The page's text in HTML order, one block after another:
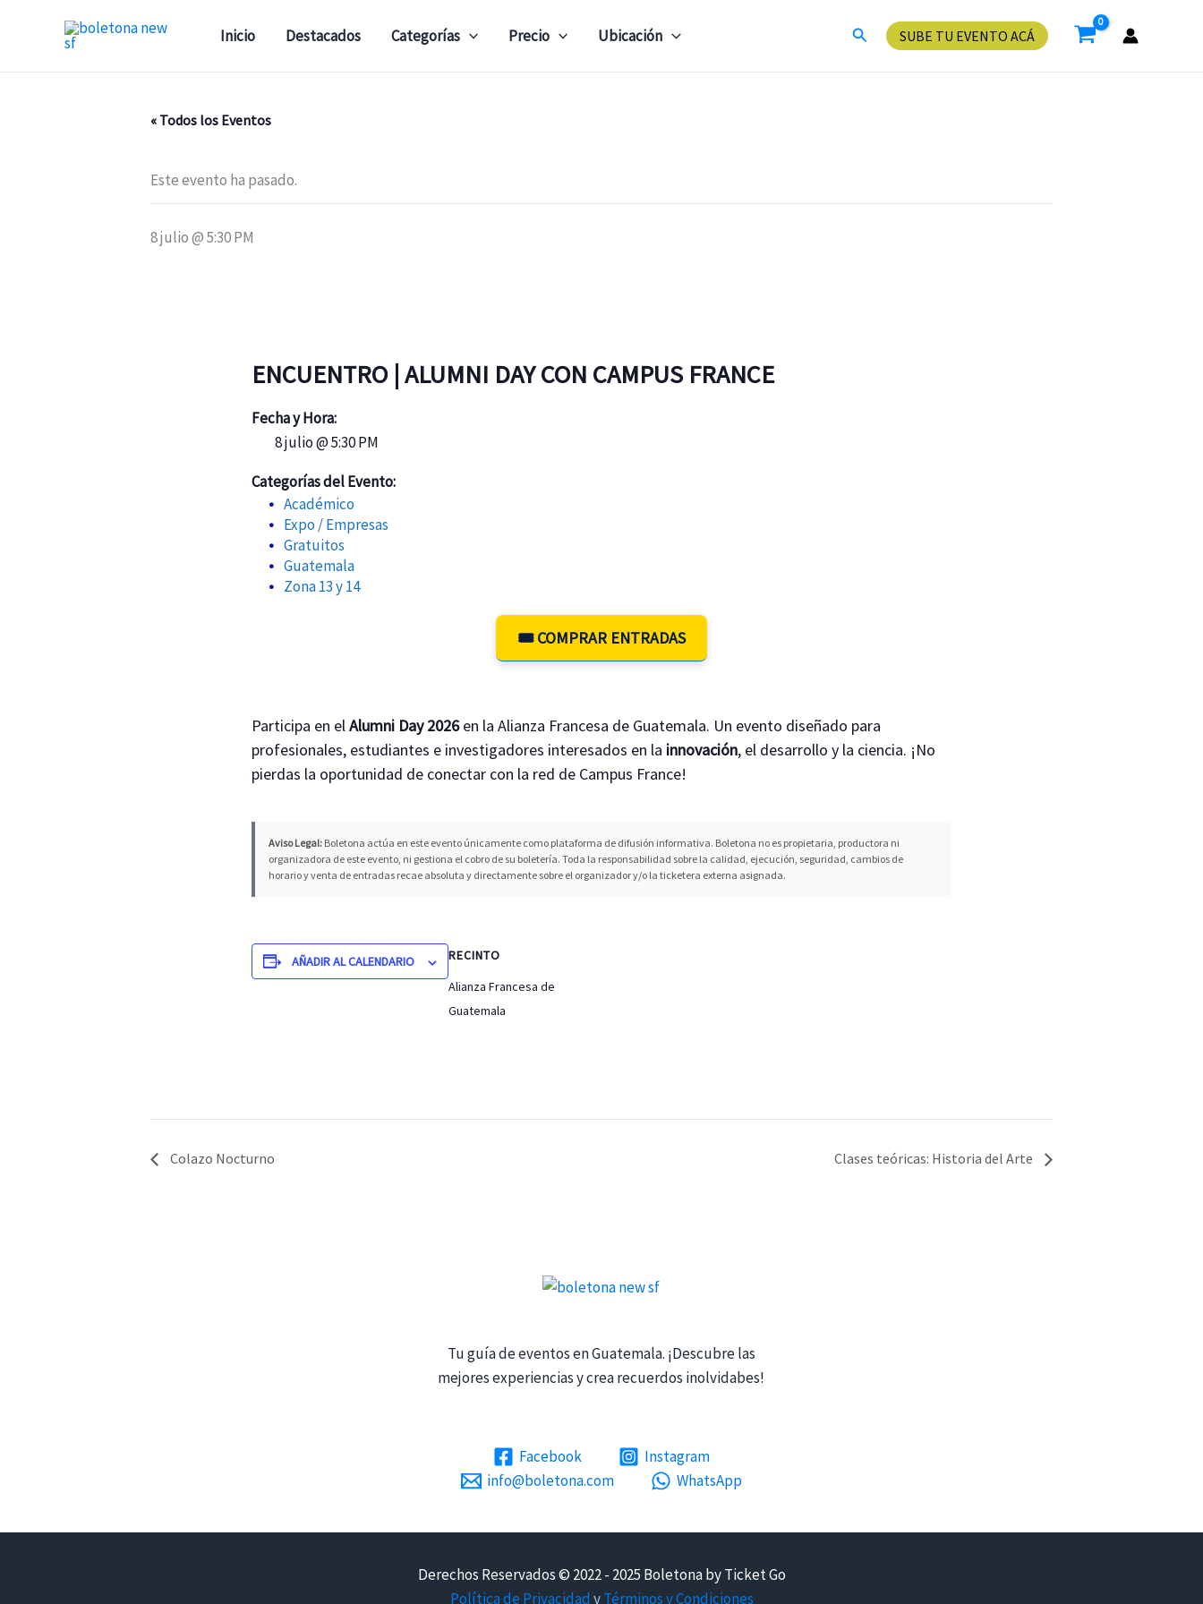
Inicio Destacados Categorías Precio Ubicación Buscar SUBE TU EVENTO ACÁ
« Todos los Eventos
Este evento ha pasado.
8 julio @ 5:30 PM
ENCUENTRO | ALUMNI DAY CON CAMPUS FRANCE
Fecha y Hora:
8 julio @ 5:30 PM
Categorías del Evento:
Académico
Expo / Empresas
Gratuitos
Guatemala
Zona 13 y 14
🎟️ COMPRAR ENTRADAS
Participa en elAlumni Day 2026en la Alianza Francesa de Guatemala. Un evento diseñado para
profesionales, estudiantes e investigadores interesados en la innovación, el desarrollo y la ciencia. ¡No
pierdas la oportunidad de conectar con la red de Campus France!
Aviso Legal: Boletona actúa en este evento únicamente como plataforma de difusión informativa. Boletona no es propietaria, productora ni
organizadora de este evento, ni gestiona el cobro de su boletería. Toda la responsabilidad sobre la calidad, ejecución, seguridad, cambios de
horario y venta de entradas recae absoluta y directamente sobre el organizador y/o la ticketera externa asignada.
AÑADIR AL CALENDARIO
RECINTO
Alianza Francesa de
Guatemala
Colazo Nocturno Clases teóricas: Historia del Arte
Tu guía de eventos en Guatemala. ¡Descubre las
mejores experiencias y crea recuerdos inolvidabes!
Facebook
Instagram
info@boletona.com
WhatsApp
Derechos Reservados © 2022 - 2025 Boletona by Ticket Go
Política de Privacidad yTérminos y Condiciones